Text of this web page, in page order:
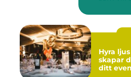
Hyra
skapar
ditt